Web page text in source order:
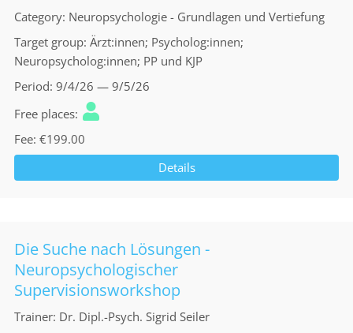
Category Neuropsychologie - Grundlagen und Vertiefung
Target group Ärzt:innen; Psycholog:innen;
Neuropsycholog:innen; PP und KJP
Period 9/4/26 — 9/5/26
Free places
Fee €199.00
Details
Die Suche nach Lösungen -
Neuropsychologischer
Supervisionsworkshop
Trainer Dr. Dipl.-Psych. Sigrid Seiler